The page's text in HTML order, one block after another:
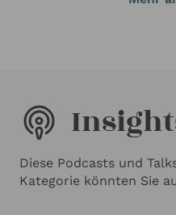
Diese Podcasts und
Kategorie könnten Sie